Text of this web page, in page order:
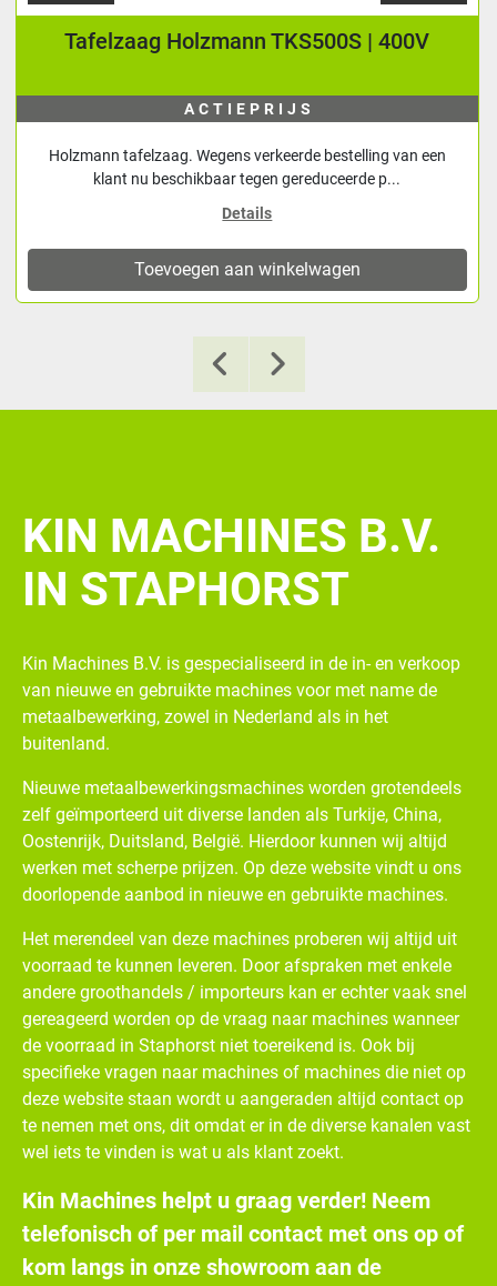
Tafelzaag Holzmann TKS500S | 400V
ACTIEPRIJS
Holzmann tafelzaag. Wegens verkeerde bestelling van een
klant nu beschikbaar tegen gereduceerde p...
Details
Toevoegen aan winkelwagen
KIN MACHINES B.V.
IN STAPHORST
Kin Machines B.V. is gespecialiseerd in de in- en verkoop
van nieuwe en gebruikte machines voor met name de
metaalbewerking, zowel in Nederland als in het
buitenland.
Nieuwe metaalbewerkingsmachines worden grotendeels
zelf geïmporteerd uit diverse landen als Turkije, China,
Oostenrijk, Duitsland, België. Hierdoor kunnen wij altijd
werken met scherpe prijzen. Op deze website vindt u ons
doorlopende aanbod in nieuwe en gebruikte machines.
Het merendeel van deze machines proberen wij altijd uit
voorraad te kunnen leveren. Door afspraken met enkele
andere groothandels / importeurs kan er echter vaak snel
gereageerd worden op de vraag naar machines wanneer
de voorraad in Staphorst niet toereikend is. Ook bij
specifieke vragen naar machines of machines die niet op
deze website staan wordt u aangeraden altijd contact op
te nemen met ons, dit omdat er in de diverse kanalen vast
wel iets te vinden is wat u als klant zoekt.
Kin Machines helpt u graag verder! Neem
telefonisch of per mail contact met ons op of
kom langs in onze showroom aan de